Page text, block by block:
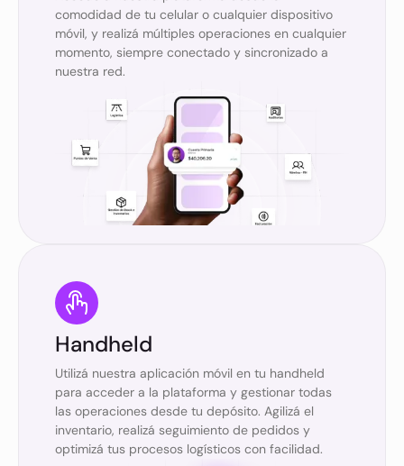
comodidad de tu celular o cualquier dispositivo
móvil, y realizá múltiples operaciones en cualquier
momento, siempre conectado y sincronizado a
nuestra red.
Handheld
Utilizá nuestra aplicación móvil en tu handheld
para acceder a la plataforma y gestionar todas
las operaciones desde tu depósito. Agilizá el
inventario, realizá seguimiento de pedidos y
optimizá tus procesos logísticos con facilidad.